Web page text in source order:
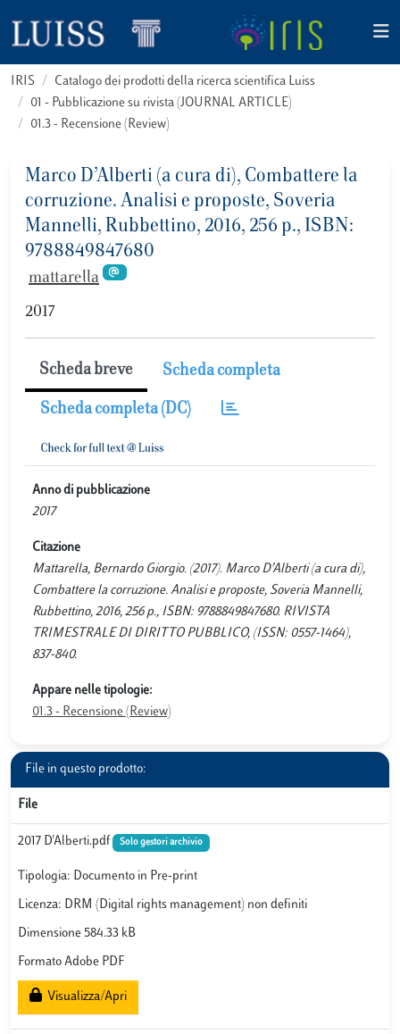
IRIS
Catalogo dei prodotti della ricerca scientifica Luiss
01 - Pubblicazione su rivista (JOURNAL ARTICLE)
01.3 - Recensione (Review)
Marco D’Alberti (a cura di), Combattere la
corruzione. Analisi e proposte, Soveria
Mannelli, Rubbettino, 2016, 256 p., ISBN:
9788849847680
mattarella
2017
Scheda breve Scheda completa
Scheda completa (DC)
Anno di pubblicazione
2017
Citazione
Mattarella, Bernardo Giorgio. (2017). Marco D’Alberti (a cura di),
Combattere la corruzione. Analisi e proposte, Soveria Mannelli,
Rubbettino, 2016, 256 p., ISBN: 9788849847680. RIVISTA
TRIMESTRALE DI DIRITTO PUBBLICO, (ISSN: 0557-1464),
837-840.
Appare nelle tipologie:
01.3 - Recensione (Review)
File in questo prodotto:
File
2017 D'Alberti.pdf Solo gestori archivio
Tipologia: Documento in Pre-print
Licenza: DRM (Digital rights management) non definiti
Dimensione 584.33 kB
Formato Adobe PDF
Visualizza/Apri